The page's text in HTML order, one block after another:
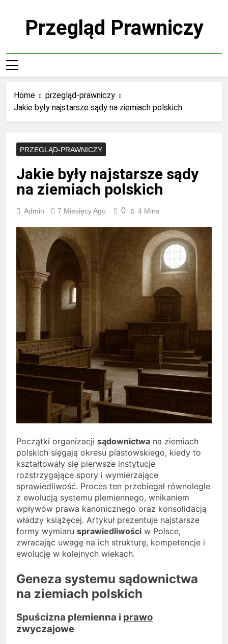
Przegląd Prawniczy
Home
przegląd-prawniczy
Jakie były najstarsze sądy na ziemiach polskich
PRZEGLĄD-PRAWNICZY
Jakie były najstarsze sądy
na ziemiach polskich
Admin 7 Miesięcy Ago 0 4 Mins
Początki organizacji sądownictwa na ziemiach
polskich sięgają okresu piastowskiego, kiedy to
kształtowały się pierwsze instytucje
rozstrzygające spory i wymierzające
sprawiedliwość. Proces ten przebiegał równolegle
z ewolucją systemu plemiennego, wnikaniem
wpływów prawa kanonicznego oraz konsolidacją
władzy książęcej. Artykuł prezentuje najstarsze
formy wymiaru sprawiedliwości w Polsce,
zwracając uwagę na ich strukturę, kompetencje i
ewolucję w kolejnych wiekach.
Geneza systemu sądownictwa
na ziemiach polskich
Spuścizna plemienna i prawo
zwyczajowe